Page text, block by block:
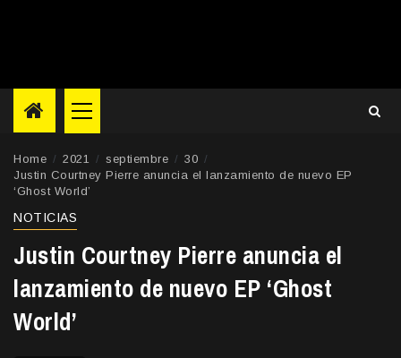
Primary
Menu
Home 2021 septiembre
30
Justin Courtney Pierre anuncia el lanzamiento de nuevo EP
‘Ghost World’
NOTICIAS
Justin Courtney Pierre anuncia el
lanzamiento de nuevo EP ‘Ghost
World’